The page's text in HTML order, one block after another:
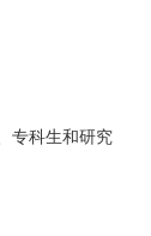
专科生和研究